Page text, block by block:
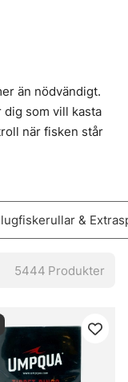
än nödvändigt.
som vill kasta
när fisken står
vadare och set
Därför
och nybörjare
RIO, Loop,
stökigt. Sånt
finns också råd
den nya Fly
&
5444 Produkter